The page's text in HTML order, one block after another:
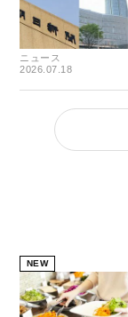
ニュース
2026.07.18
NEW